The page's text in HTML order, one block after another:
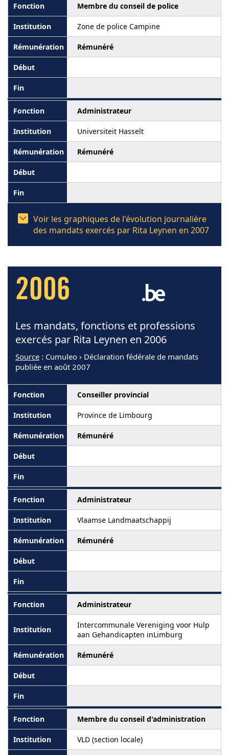
Membre du conseil de police
Zone de police Campine
Rémunéré
Administrateur
Universiteit Hasselt
Rémunéré
Voir les graphiques de l'évolution journalière
des mandats exercés par Rita Leynen en 2007
2006
Les mandats, fonctions et professions
exercés par Rita Leynen en 2006
Source : Cumuleo › Déclaration fédérale de mandats
publiée en août 2007
Conseiller provincial
Province de Limbourg
Rémunéré
Administrateur
Vlaamse Landmaatschappij
Rémunéré
Administrateur
Intercommunale Vereniging voor Hulp
aan Gehandicapten inLimburg
Rémunéré
Membre du conseil d'administration
VLD (section locale)